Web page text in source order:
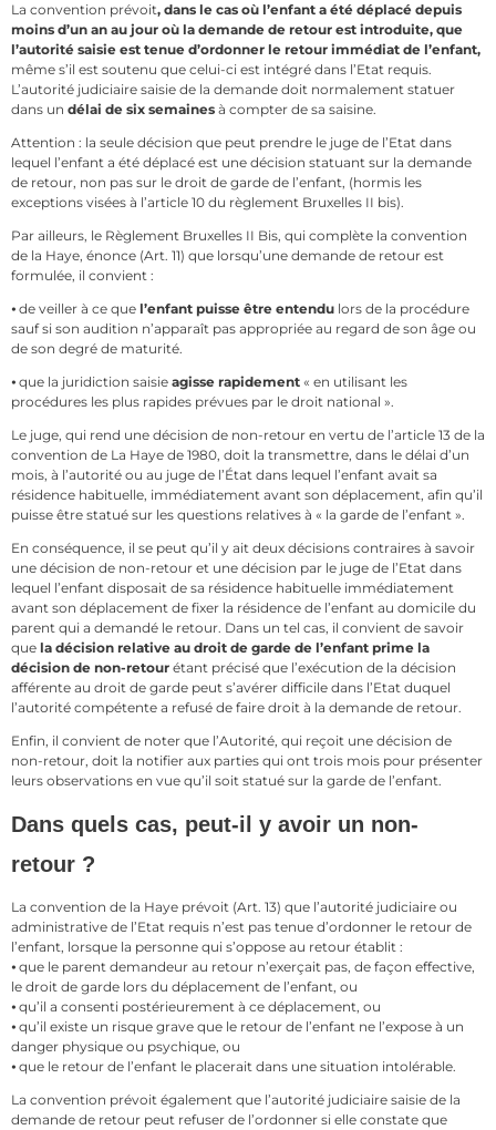
La convention prévoit, dans le cas où l’enfant a été déplacé depuis
moins d’un an au jour où la demande de retour est introduite, que
l’autorité saisie est tenue d’ordonner le retour immédiat de l’enfant,
même s’il est soutenu que celui-ci est intégré dans l’Etat requis.
L’autorité judiciaire saisie de la demande doit normalement statuer
dans un délai de six semaines à compter de sa saisine.
Attention : la seule décision que peut prendre le juge de l’Etat dans
lequel l’enfant a été déplacé est une décision statuant sur la demande
de retour, non pas sur le droit de garde de l’enfant, (hormis les
exceptions visées à l’article 10 du règlement Bruxelles II bis).
Par ailleurs, le Règlement Bruxelles II Bis, qui complète la convention
de la Haye, énonce (Art. 11) que lorsqu’une demande de retour est
formulée, il convient :
⦁ de veiller à ce que l’enfant puisse être entendu lors de la procédure
sauf si son audition n’apparaît pas appropriée au regard de son âge ou
de son degré de maturité.
⦁ que la juridiction saisie agisse rapidement « en utilisant les
procédures les plus rapides prévues par le droit national ».
Le juge, qui rend une décision de non-retour en vertu de l’article 13 de la
convention de La Haye de 1980, doit la transmettre, dans le délai d’un
mois, à l’autorité ou au juge de l’État dans lequel l’enfant avait sa
résidence habituelle, immédiatement avant son déplacement, afin qu’il
puisse être statué sur les questions relatives à « la garde de l’enfant ».
En conséquence, il se peut qu’il y ait deux décisions contraires à savoir
une décision de non-retour et une décision par le juge de l’Etat dans
lequel l’enfant disposait de sa résidence habituelle immédiatement
avant son déplacement de fixer la résidence de l’enfant au domicile du
parent qui a demandé le retour. Dans un tel cas, il convient de savoir
que la décision relative au droit de garde de l’enfant prime la
décision de non-retour étant précisé que l’exécution de la décision
afférente au droit de garde peut s’avérer difficile dans l’Etat duquel
l’autorité compétente a refusé de faire droit à la demande de retour.
Enfin, il convient de noter que l’Autorité, qui reçoit une décision de
non-retour, doit la notifier aux parties qui ont trois mois pour présenter
leurs observations en vue qu’il soit statué sur la garde de l’enfant.
Dans quels cas, peut-il y avoir un non-
retour ?
La convention de la Haye prévoit (Art. 13) que l’autorité judiciaire ou
administrative de l’Etat requis n’est pas tenue d’ordonner le retour de
l’enfant, lorsque la personne qui s’oppose au retour établit :
⦁ que le parent demandeur au retour n’exerçait pas, de façon effective,
le droit de garde lors du déplacement de l’enfant, ou
⦁ qu’il a consenti postérieurement à ce déplacement, ou
⦁ qu’il existe un risque grave que le retour de l’enfant ne l’expose à un
danger physique ou psychique, ou
⦁ que le retour de l’enfant le placerait dans une situation intolérable.
La convention prévoit également que l’autorité judiciaire saisie de la
demande de retour peut refuser de l’ordonner si elle constate que